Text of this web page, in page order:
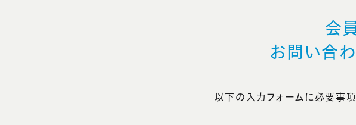
会
お問い合わ
以下の入力フォームに必要事項